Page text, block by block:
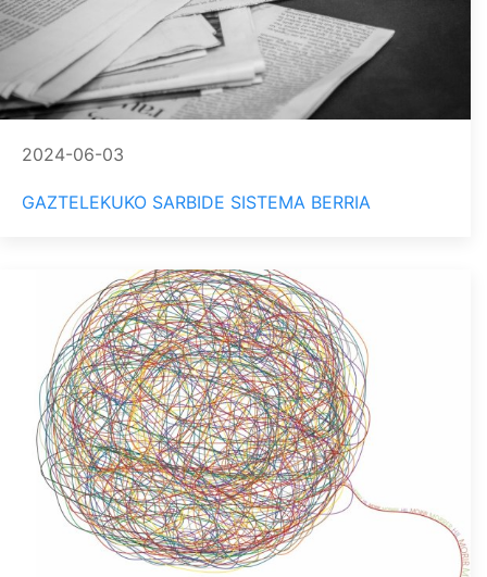
2024-06-03
GAZTELEKUKO SARBIDE SISTEMA BERRIA